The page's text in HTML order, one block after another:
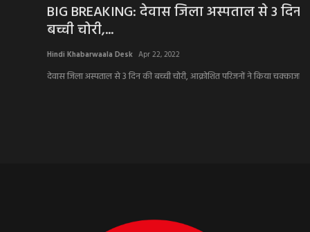
BIG BREAKING: देवास जिला अस्पताल से 3 दिन की
बच्ची चोरी,...
Hindi Khabarwaala Desk Apr 22, 2022
देवास जिला अस्पताल से 3 दिन की बच्ची चोरी, आक्रोशित परिजनों ने किया चक्काजाम, मौके...